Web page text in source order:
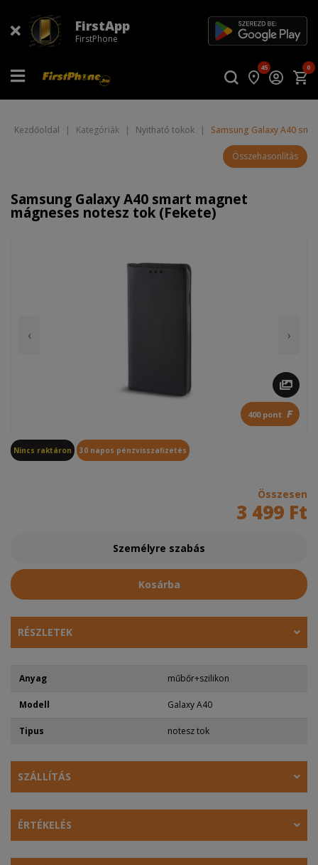
FirstApp
FirstPhone
45 0
Kezdőoldal | Kategóriák | Nyitható tokok | Samsung Galaxy A40
Összehasonlítás
Samsung Galaxy A40 smart magnet
mágneses notesz tok (Fekete)
‹ ›
400 pont F
Nincs raktáron 30 napos pénzvisszafizetés
Összesen
3 499 Ft
Személyre szabás
Kosárba
RÉSZLETEK
Anyag műbőr+szilikon
Modell Galaxy A40
Tipus notesz tok
SZÁLLÍTÁS
ÉRTÉKELÉS